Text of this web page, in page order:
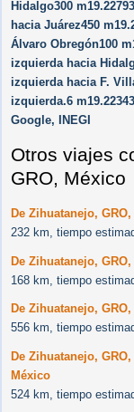
Hidalgo300
hacia Juárez450
Álvaro Obregón100
izquierda hacia
izquierda hacia F.
izquierda.6
Google, INEGI
Otros viajes
GRO, México
De Zihuatanejo,
232 km, tiempo
De Zihuatanejo,
168 km, tiempo
De Zihuatanejo,
556 km, tiempo
De Zihuatanejo,
México
524 km, tiempo